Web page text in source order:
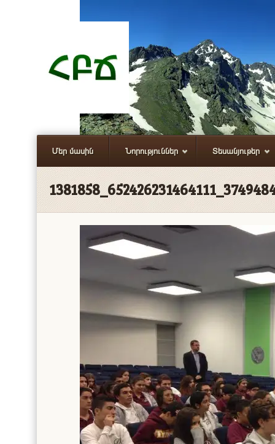
Մեր մասին Նորություններ Տեսանյութեր